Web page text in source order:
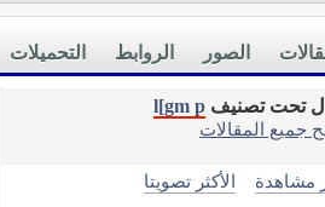
التحميلات الروابط الصور
l[gm p
جميع المقالات
مشاهدة الأكثر تصويتا